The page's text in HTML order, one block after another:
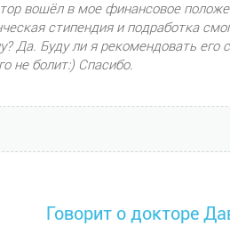
вошёл в мое финансовое
стипендия и подработка
Да. Буду ли я рекомендовать его
не болит:) Спасибо.
Говорит о докторе